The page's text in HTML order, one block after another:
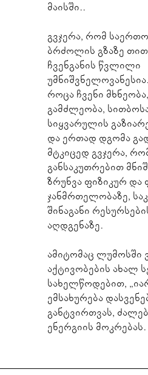
მაისში..
გვჯერა, რომ საერთო
ბრძოლის გზაზე
ჩვენგანის წვლილი
როცა ჩვენი
გამძლეობა,
სიყვარულის
და ერთად დგომა
მტკიცედ გვჯერა,
განსაკუთრებით
ზრუნვა ფიზიკურ და
ჯანმრთელობაზე,
შინაგანი
აღდგენაზე.
ამიტომაც ლუმოსში
აქტივობების ახალ
სახელწოდებით,
ემსახურება
განტვირთვას,
ენერგიის მოკრებას.